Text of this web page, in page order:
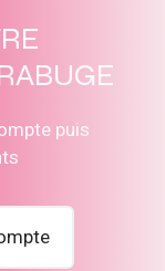
puis